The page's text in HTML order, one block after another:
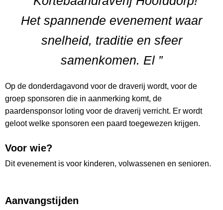
Het spannende evenement waar
snelheid, traditie en sfeer
samenkomen. El ”
Op de donderdagavond voor de draverij wordt, voor de
groep sponsoren die in aanmerking komt, de
paardensponsor loting voor de draverij verricht. Er wordt
geloot welke sponsoren een paard toegewezen krijgen.
Voor wie?
Dit evenement is voor kinderen, volwassenen en senioren.
Aanvangstijden